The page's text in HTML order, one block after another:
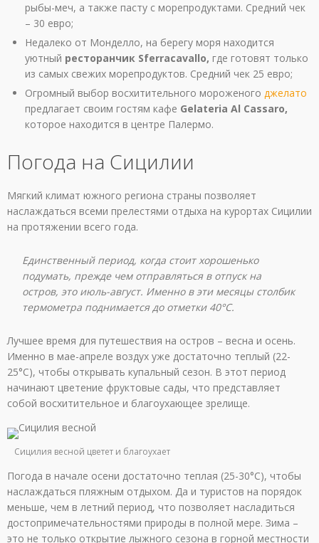
рыбы-меч, а также пасту с морепродуктами. Средний чек
– 30 евро;
Недалеко от Монделло, на берегу моря находится
уютный ресторанчик Sferracavallo, где готовят только
из самых свежих морепродуктов. Средний чек 25 евро;
Огромный выбор восхитительного мороженого джелато
предлагает своим гостям кафе Gelateria Al Cassaro,
которое находится в центре Палермо.
Погода на Сицилии
Мягкий климат южного региона страны позволяет
наслаждаться всеми прелестями отдыха на курортах Сицилии
на протяжении всего года.
Единственный период, когда стоит хорошенько
подумать, прежде чем отправляться в отпуск на
остров, это июль-август. Именно в эти месяцы столбик
термометра поднимается до отметки 40°C.
Лучшее время для путешествия на остров – весна и осень.
Именно в мае-апреле воздух уже достаточно теплый (22-
25°C), чтобы открывать купальный сезон. В этот период
начинают цветение фруктовые сады, что представляет
собой восхитительное и благоухающее зрелище.
Сицилия весной цветет и благоухает
Погода в начале осени достаточно теплая (25-30°C), чтобы
наслаждаться пляжным отдыхом. Да и туристов на порядок
меньше, чем в летний период, что позволяет насладиться
достопримечательностями природы в полной мере. Зима –
это не только открытие лыжного сезона в горной местности